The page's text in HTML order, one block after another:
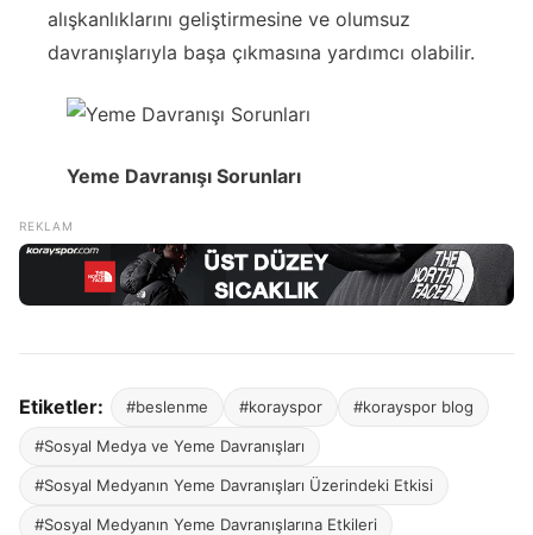
alışkanlıklarını geliştirmesine ve olumsuz
davranışlarıyla başa çıkmasına yardımcı olabilir.
Yeme Davranışı Sorunları
Etiketler: #beslenme #korayspor #korayspor blog
#Sosyal Medya ve Yeme Davranışları
#Sosyal Medyanın Yeme Davranışları Üzerindeki Etkisi
#Sosyal Medyanın Yeme Davranışlarına Etkileri